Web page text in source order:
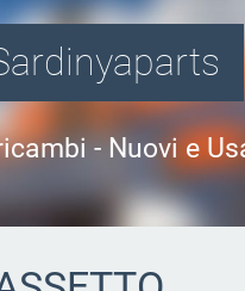
- Nuovi e